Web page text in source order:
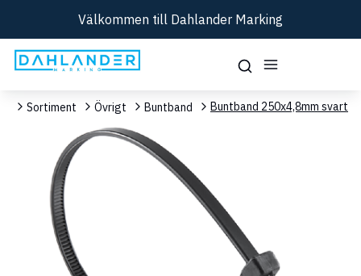
Välkommen till Dahlander Marking
Sortiment Övrigt Buntband Buntband 250x4,8mm svart